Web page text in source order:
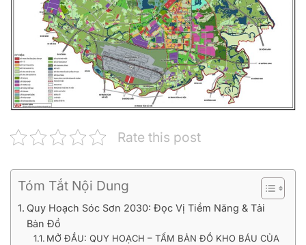
Rate this post
Tóm Tắt Nội Dung
Quy Hoạch Sóc Sơn 2030: Đọc Vị Tiềm Năng & Tải
Bản Đồ
MỞ ĐẦU: QUY HOẠCH – TẤM BẢN ĐỒ KHO BÁU CỦA